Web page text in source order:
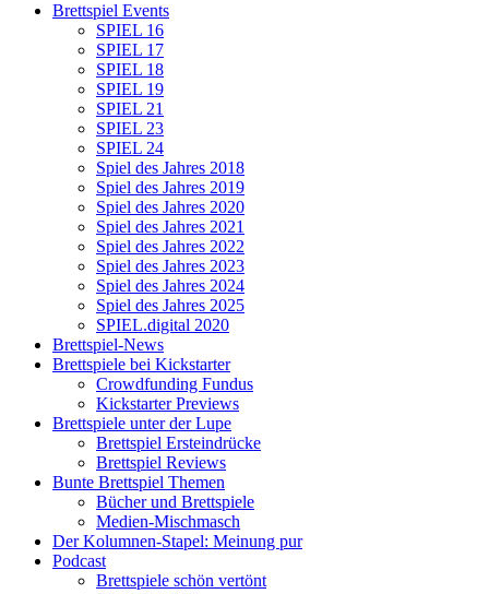
Brettspiel Events
SPIEL 16
SPIEL 17
SPIEL 18
SPIEL 19
SPIEL 21
SPIEL 23
SPIEL 24
Spiel des Jahres 2018
Spiel des Jahres 2019
Spiel des Jahres 2020
Spiel des Jahres 2021
Spiel des Jahres 2022
Spiel des Jahres 2023
Spiel des Jahres 2024
Spiel des Jahres 2025
SPIEL.digital 2020
Brettspiel-News
Brettspiele bei Kickstarter
Crowdfunding Fundus
Kickstarter Previews
Brettspiele unter der Lupe
Brettspiel Ersteindrücke
Brettspiel Reviews
Bunte Brettspiel Themen
Bücher und Brettspiele
Medien-Mischmasch
Der Kolumnen-Stapel: Meinung pur
Podcast
Brettspiele schön vertönt